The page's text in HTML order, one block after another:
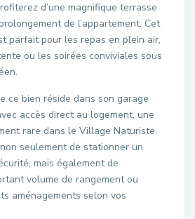
d’une magnifique terrasse
de l’appartement. Cet
parfait pour les repas en plein air,
ou les soirées conviviales sous
ce bien réside dans son garage
accès direct au logement, une
rare dans le Village Naturiste.
seulement de stationner un
mais également de
volume de rangement ou
aménagements selon vos